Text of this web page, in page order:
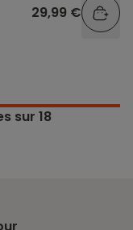
29,99 €
sur 18